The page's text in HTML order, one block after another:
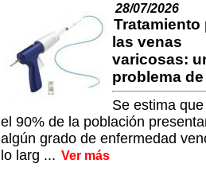
28/07/2026
Tratamiento
las venas
varicosas:
problema de
Se estima
el 90% de la población
algún grado de enfermedad
lo larg ... Ver más